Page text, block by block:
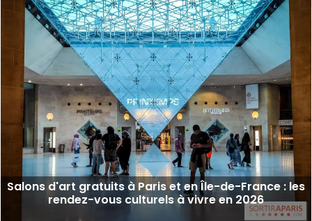
Salons d'art gratuits à Paris et en Île-de-France : les
rendez-vous culturels à vivre en 2026